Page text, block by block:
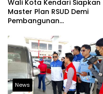
Wali Kota Kendari Siapkan
Master Plan RSUD Demi
Pembangunan
News